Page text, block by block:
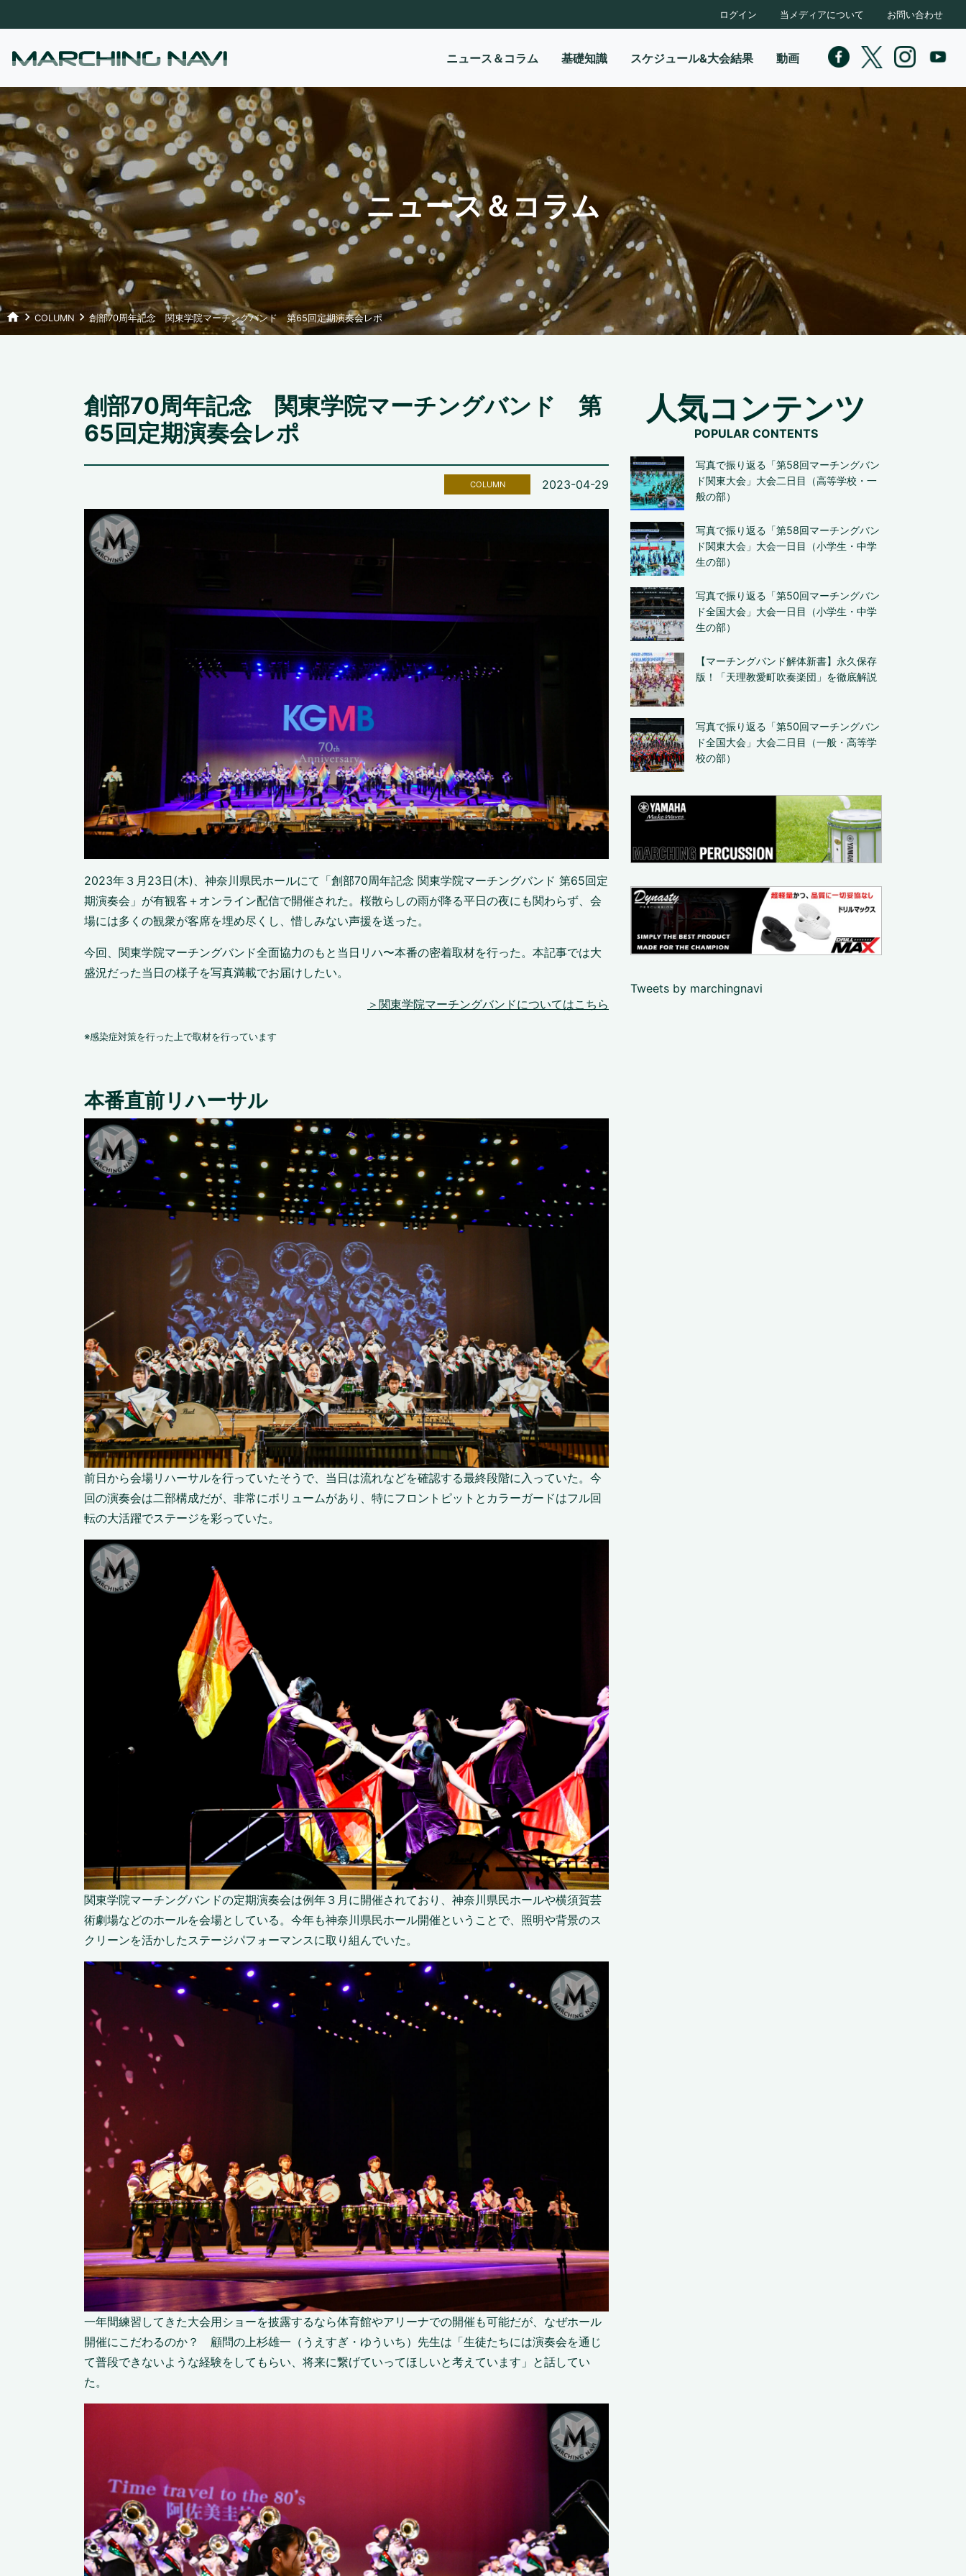
ログイン 当メディアについて お問い合わせ
ニュース＆コラム 基礎知識 スケジュール&大会結果 動画
ニュース＆コラム
homekeyboard_arrow_right COLUMN keyboard_arrow_right 創部70周年記念 関東学院マーチングバンド 第65回定期演奏会レポ
創部70周年記念 関東学院マーチングバンド 第
65回定期演奏会レポ
COLUMN 2023-04-29
2023年３月23日(木)、神奈川県民ホールにて「創部70周年記念 関東学院マーチングバンド 第65回定
期演奏会」が有観客＋オンライン配信で開催された。桜散らしの雨が降る平日の夜にも関わらず、会
場には多くの観衆が客席を埋め尽くし、惜しみない声援を送った。
今回、関東学院マーチングバンド全面協力のもと当日リハ〜本番の密着取材を行った。本記事では大
盛況だった当日の様子を写真満載でお届けしたい。
＞関東学院マーチングバンドについてはこちら
※感染症対策を行った上で取材を行っています
本番直前リハーサル
前日から会場リハーサルを行っていたそうで、当日は流れなどを確認する最終段階に入っていた。今
回の演奏会は二部構成だが、非常にボリュームがあり、特にフロントピットとカラーガードはフル回
転の大活躍でステージを彩っていた。
関東学院マーチングバンドの定期演奏会は例年３月に開催されており、神奈川県民ホールや横須賀芸
術劇場などのホールを会場としている。今年も神奈川県民ホール開催ということで、照明や背景のス
クリーンを活かしたステージパフォーマンスに取り組んでいた。
一年間練習してきた大会用ショーを披露するなら体育館やアリーナでの開催も可能だが、なぜホール
開催にこだわるのか？ 顧問の上杉雄一（うえすぎ・ゆういち）先生は「生徒たちには演奏会を通じ
て普段できないような経験をしてもらい、将来に繋げていってほしいと考えています」と話してい
た。
人気コンテンツ
写真で振り返る「第58回マーチングバン
ド関東大会」大会二日目（高等学校・一
般の部）
写真で振り返る「第58回マーチングバン
ド関東大会」大会一日目（小学生・中学
生の部）
写真で振り返る「第50回マーチングバン
ド全国大会」大会一日目（小学生・中学
生の部）
【マーチングバンド解体新書】永久保存
版！「天理教愛町吹奏楽団」を徹底解説
写真で振り返る「第50回マーチングバン
ド全国大会」大会二日目（一般・高等学
校の部）
Tweets by marchingnavi